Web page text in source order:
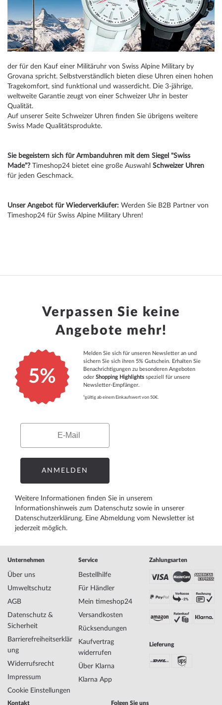
der für den Kauf einer Militäruhr von Swiss Alpine Military by
Grovana spricht. Selbstverständlich bieten diese Uhren einen hohen
Tragekomfort, sind funktional und wasserdicht. Die 3-jährige,
weltweite Garantie zeugt von einer Schweizer Uhr in bester
Qualität.
Auf unserer Seite Schweizer Uhren finden Sie übrigens weitere
Swiss Made Qualitätsprodukte.
Sie begeistern sich für Armbanduhren mit dem Siegel "Swiss
Made"?Timeshop24 bietet eine große Auswahl Schweizer Uhren
für jeden Geschmack.
Unser Angebot für Wiederverkäufer: Werden Sie B2B Partner von
Timeshop24 für Swiss Alpine Military Uhren!
Verpassen Sie keine
Angebote mehr!
5%
Melden Sie sich für unseren Newsletter an und
sichern Sie sich ihren 5% Gutschein. Erhalten Sie
Benachrichtigungen zu besonderen Angeboten
oder Shopping Highlights speziell für unsere
Newsletter-Empfänger.
¹gültig ab einem Einkaufswert von 50€.
Email
ANMELDEN
Weitere Informationen finden Sie in unserem
Informationshinweis zum Datenschutz sowie in unserer
Datenschutzerklärung. Eine Abmeldung vom Newsletter ist
jederzeit möglich.
Unternehmen
Über uns
Umweltschutz
AGB
Datenschutz &
Sicherheit
Barrierefreiheitserklär
ung
Widerrufsrecht
Impressum
Cookie Einstellungen
Service
Bestellhilfe
Für Händler
Mein timeshop24
Versandkosten
Rücksendungen
Kaufvertrag
widerrufen
Über Klarna
Klarna App
Zahlungsarten
Lieferung
Kontakt Folgen Sie uns